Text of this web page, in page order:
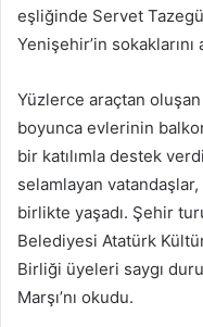
eşliğinde Servet
Yenişehir’in
Yüzlerce araçtan
boyunca evlerinin
bir katılımla destek
selamlayan
birlikte yaşadı. Şehir
Belediyesi Atatürk
Birliği üyeleri saygı
Marşı’nı okudu.